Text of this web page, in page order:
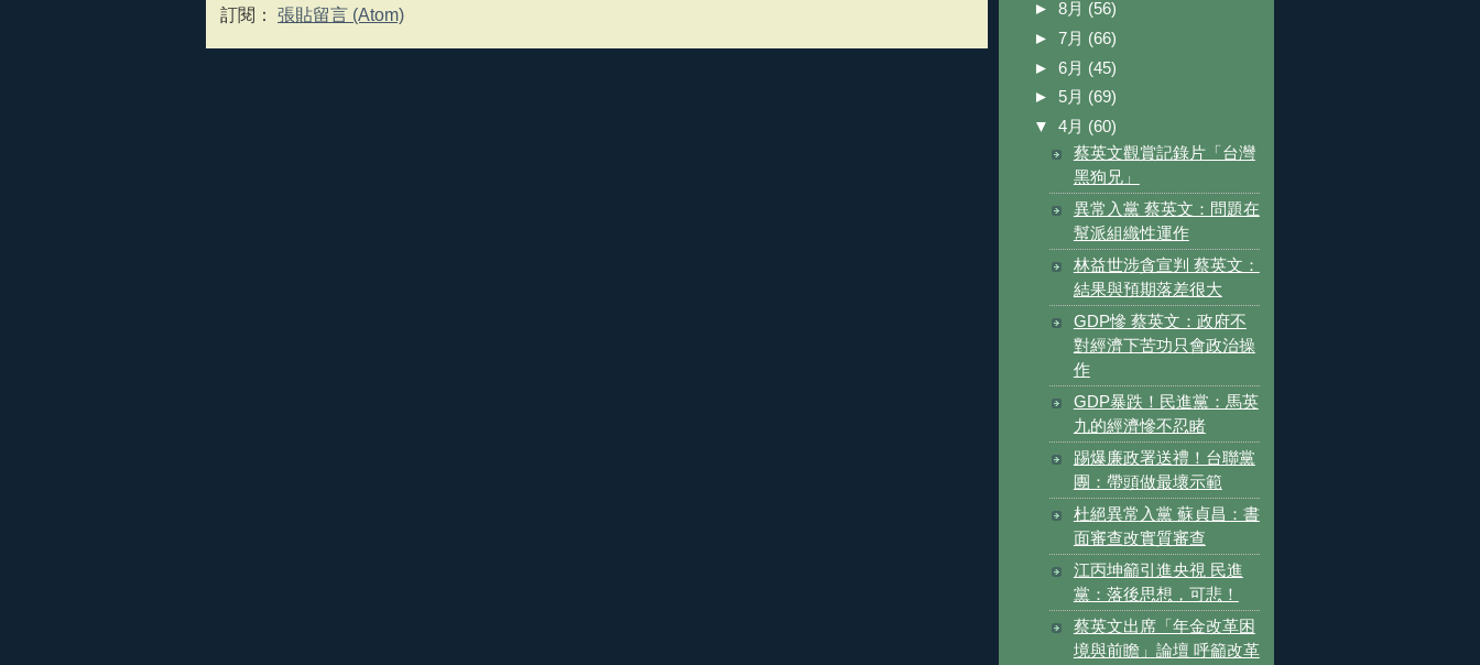
訂閱： 張貼留言 (Atom)
► 8月 (56)
► 7月 (66)
► 6月 (45)
► 5月 (69)
▼ 4月 (60)
蔡英文觀賞記錄片「台灣
黑狗兄」
異常入黨 蔡英文：問題在
幫派組織性運作
林益世涉貪宣判 蔡英文：
結果與預期落差很大
GDP慘 蔡英文：政府不
對經濟下苦功只會政治操
作
GDP暴跌！民進黨：馬英
九的經濟慘不忍睹
踢爆廉政署送禮！台聯黨
團：帶頭做最壞示範
杜絕異常入黨 蘇貞昌：書
面審查改實質審查
江丙坤籲引進央視 民進
黨：落後思想，可悲！
蔡英文出席「年金改革困
境與前瞻」論壇 呼籲改革